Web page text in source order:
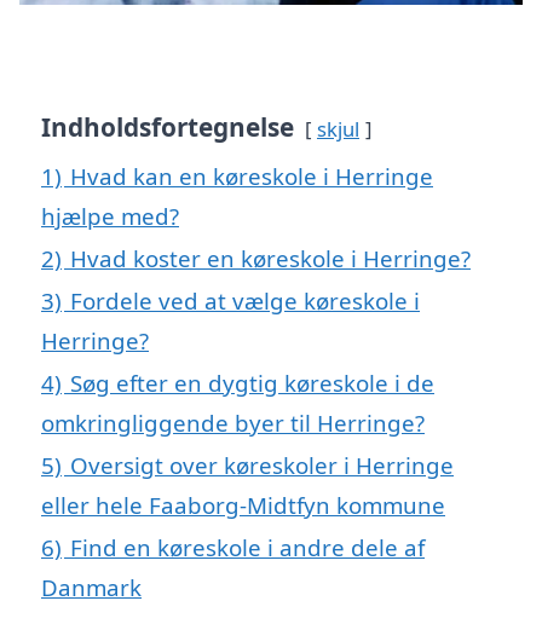
Indholdsfortegnelse skjul
1) Hvad kan en køreskole i Herringe
hjælpe med?
2) Hvad koster en køreskole i Herringe?
3) Fordele ved at vælge køreskole i
Herringe?
4) Søg efter en dygtig køreskole i de
omkringliggende byer til Herringe?
5) Oversigt over køreskoler i Herringe
eller hele Faaborg-Midtfyn kommune
6) Find en køreskole i andre dele af
Danmark